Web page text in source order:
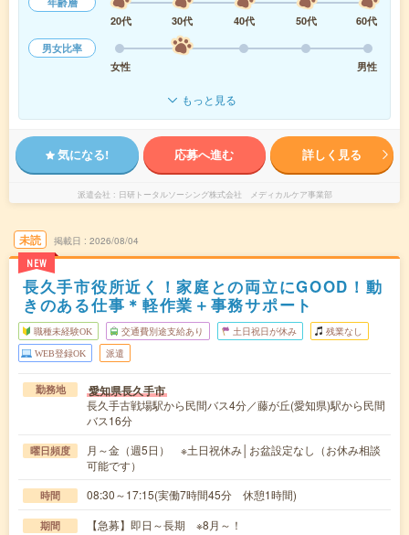
20代
30代 40代 50代
60代
男女比率
女性
男性
もっと見る
気になる! 応募へ進む 詳しく見る
派遣会社 日研トータルソーシング株式会社 メディカルケア事業部
未読
NEW
掲載日 2026/08/04
長久手市役所近く！家庭との両立にGOOD！動
きのある仕事＊軽作業＋事務サポート
職種未経験OK 交通費別途支給あり 土日祝日が休み 残業なし
WEB登録OK 派遣
勤務地 愛知県長久手市
長久手古戦場駅から民間バス4分／藤が丘(愛知県)駅から民間
バス16分
曜日頻度
月～金（週5日） ※土日祝休み│お盆設定なし（お休み相談
可能です）
時間 08:30～17:15(実働7時間45分 休憩1時間)
期間 【急募】即日～長期 ※8月～！